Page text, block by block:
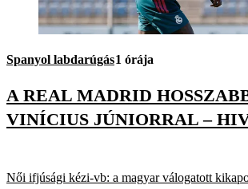
Spanyol labdarúgás1 órája
A REAL MADRID
VINÍCIUS JÚNIORRAL –
Női ifjúsági kézi-vb: a magyar válogatott